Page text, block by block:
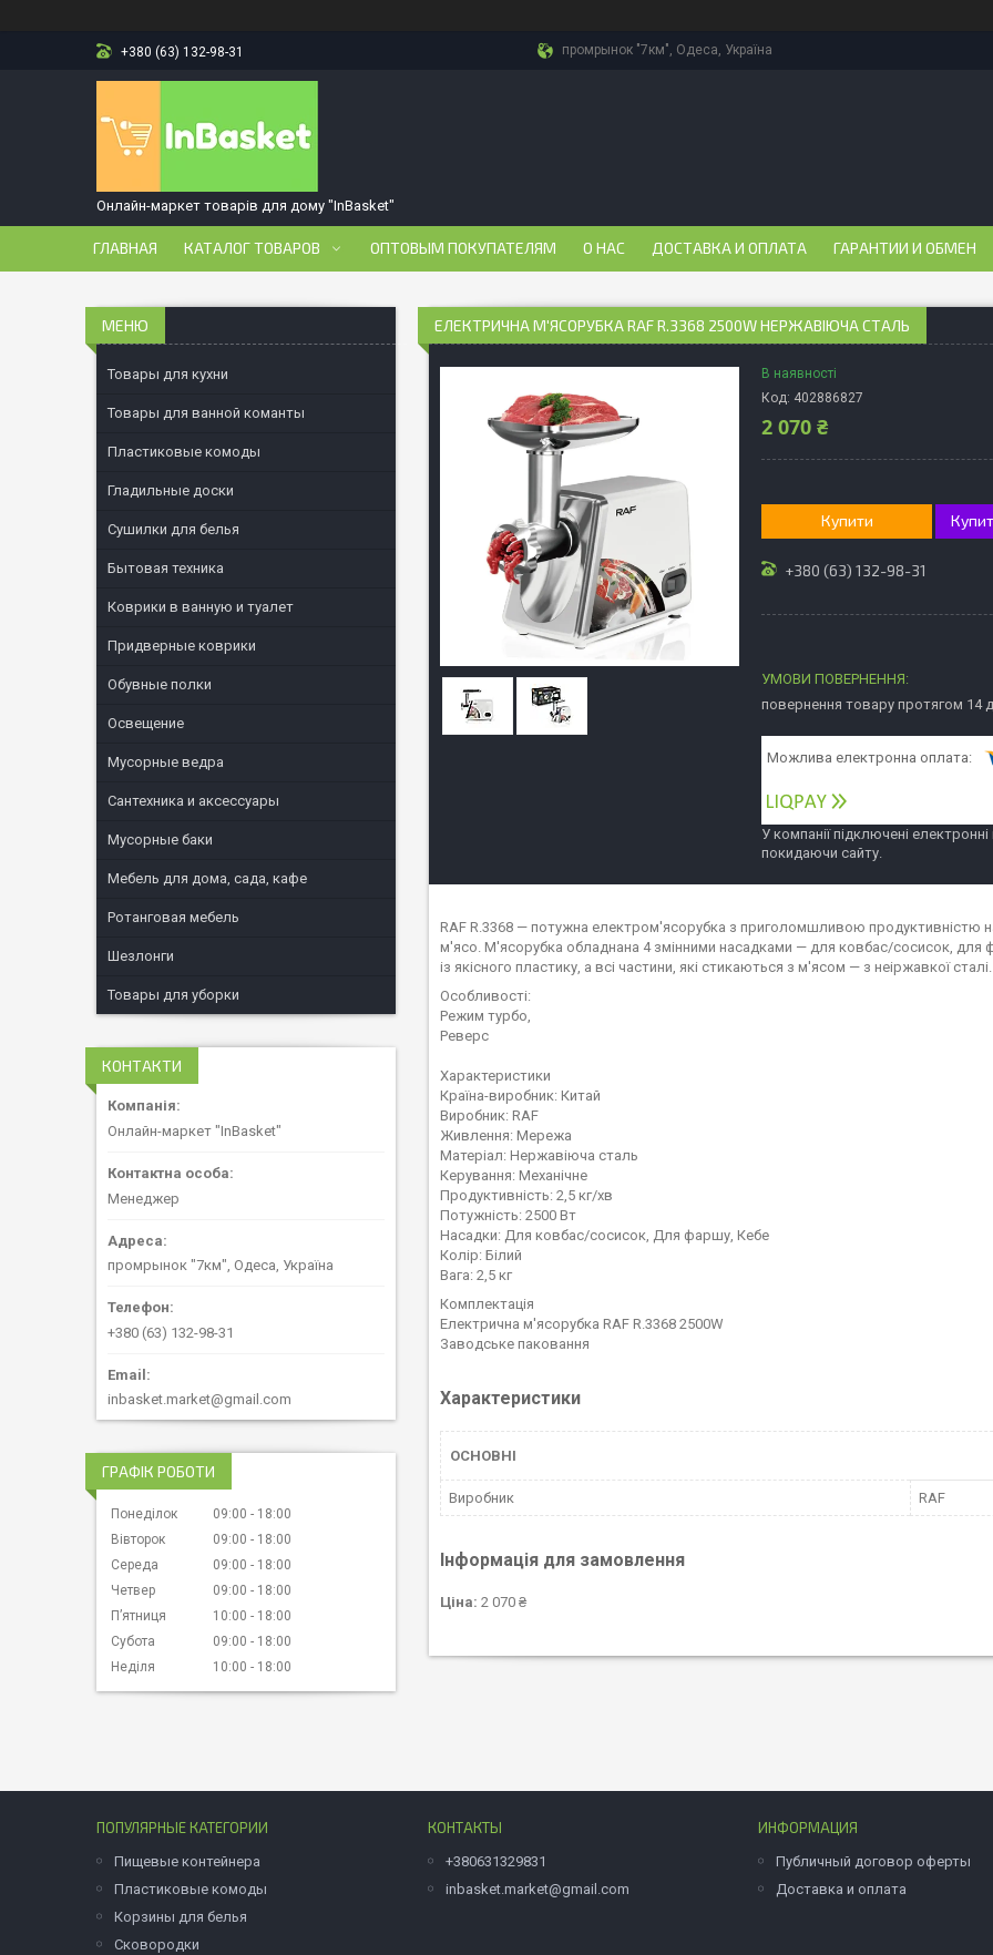
+380 (63) 132-98-31 промрынок "7км", Одеса, Україна
Онлайн-маркет товарів для дому "InBasket"
ГЛАВНАЯ КАТАЛОГ ТОВАРОВ ОПТОВЫМ ПОКУПАТЕЛЯМ О НАС ДОСТАВКА И ОПЛАТА ГАРАНТИИ И ОБМЕН
ЕЛЕКТРИЧНА М'ЯСОРУБКА RAF R.3368 2500W НЕРЖАВІЮЧА СТАЛЬ
В наявності
Код: 402886827
2 070 ₴
Купити
+380 (63) 132-98-31
повернення товару протягом 14
У компанії підключені
покидаючи сайту.
RAF R.3368 — потужна електром'ясорубка з приголомшливою продуктивністю
м'ясо. М'ясорубка обладнана 4 змінними насадками — для ковбас/сосисок, для
із якісного пластику, а всі частини, які стикаються з м'ясом — з неіржавкої сталі.
Особливості:
Режим турбо,
Реверс
Характеристики
Країна-виробник: Китай
Виробник: RAF
Живлення: Мережа
Матеріал: Нержавіюча сталь
Керування: Механічне
Продуктивність: 2,5 кг/хв
Потужність: 2500 Вт
Насадки: Для ковбас/сосисок, Для фаршу, Кебе
Колір: Білий
Вага: 2,5 кг
Комплектація
Електрична м'ясорубка RAF R.3368 2500W
Заводське паковання
Характеристики
ОСНОВНІ
Виробник RAF
Інформація для замовлення
Ціна: 2 070 ₴
Товары для кухни
Товары для ванной команты
Пластиковые комоды
Гладильные доски
Сушилки для белья
Бытовая техника
Коврики в ванную и туалет
Придверные коврики
Обувные полки
Освещение
Мусорные ведра
Сантехника и аксессуары
Мусорные баки
Мебель для дома, сада, кафе
Ротанговая мебель
Шезлонги
Товары для уборки
КОНТАКТИ
Онлайн-маркет "InBasket"
Менеджер
промрынок "7км", Одеса, Україна
+380 (63) 132-98-31
inbasket.market@gmail.com
ГРАФІК РОБОТИ
Понеділок 09:00
18:00
Вівторок
09:00
18:00
Середа
09:00
18:00
Четвер
09:00
18:00
Пʼятниця
10:00
18:00
Субота
09:00
18:00
Неділя
10:00 18:00
ПОПУЛЯРНЫЕ КАТЕГОРИИ
Пищевые контейнера
Пластиковые комоды
Корзины для белья
Сковородки
КОНТАКТЫ
+380631329831
inbasket.market@gmail.com
ИНФОРМАЦИЯ
Публичный договор оферты
Доставка и оплата